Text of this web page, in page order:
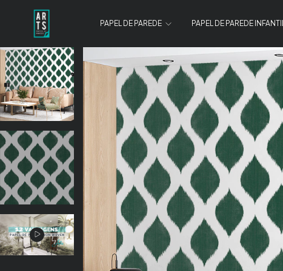
PAPEL DE PAREDE PAPEL DE PAREDE INFANTIL